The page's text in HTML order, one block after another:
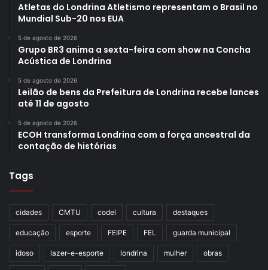
Atletas do Londrina Atletismo representam o Brasil no
Mundial Sub-20 nos EUA
5 de agosto de 2026
Grupo BR3 anima a sexta-feira com show na Concha
Acústica de Londrina
5 de agosto de 2026
Leilão de bens da Prefeitura de Londrina recebe lances
até 11 de agosto
5 de agosto de 2026
ECOH transforma Londrina com a força ancestral da
contação de histórias
Tags
cidades CMTU codel cultura destaques
educação esporte FEIPE FEL guarda municipal
idoso lazer-e-esporte londrina mulher obras